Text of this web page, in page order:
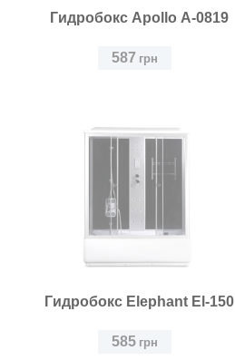
Гидробокс Apollo А-0819
587 грн
Гидробокс Elephant El-150
585 грн